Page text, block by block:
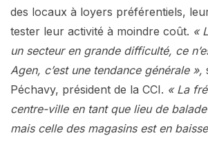
des locaux à loyers préférentiels,
tester leur activité à moindre coût. «
un secteur en grande difficulté, ce
Agen, c’est une tendance générale »,
Péchavy, président de la CCI. « La
centre-ville en tant que lieu de
mais celle des magasins est en